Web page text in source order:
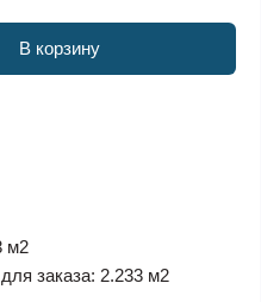
В корзину
м2
заказа: 2.233 м2